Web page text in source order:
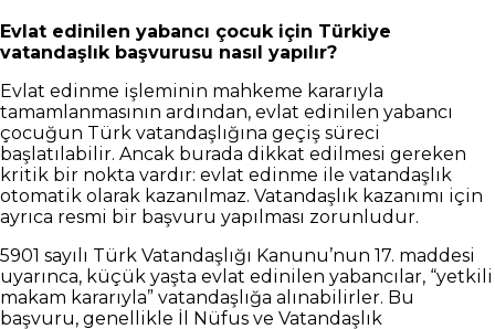
Evlat edinilen yabancı çocuk için Türkiye
vatandaşlık başvurusu nasıl yapılır?
Evlat edinme işleminin mahkeme kararıyla
tamamlanmasının ardından, evlat edinilen yabancı
çocuğun Türk vatandaşlığına geçiş süreci
başlatılabilir. Ancak burada dikkat edilmesi gereken
kritik bir nokta vardır: evlat edinme ile vatandaşlık
otomatik olarak kazanılmaz. Vatandaşlık kazanımı için
ayrıca resmi bir başvuru yapılması zorunludur.
5901 sayılı Türk Vatandaşlığı Kanunu’nun 17. maddesi
uyarınca, küçük yaşta evlat edinilen yabancılar, “yetkili
makam kararıyla” vatandaşlığa alınabilirler. Bu
başvuru, genellikle İl Nüfus ve Vatandaşlık